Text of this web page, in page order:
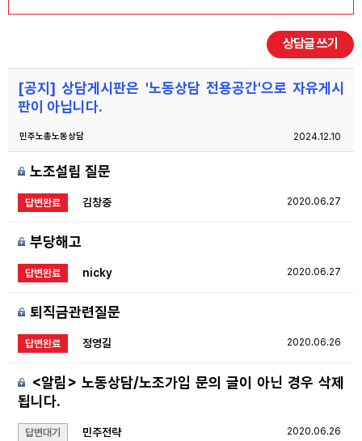
상담글 쓰기
[공지] 상담게시판은 '노동상담 전용공간'으로 자유게시
판이 아닙니다.
2024.12.10
민주노총노동상담
노조설립 질문
답변완료 2020.06.27
김창중
부당해고
답변완료 2020.06.27
nicky
퇴직금관련질문
답변완료 2020.06.26
정영길
<알림> 노동상담/노조가입 문의 글이 아닌 경우 삭제
됩니다.
답변대기 2020.06.26
민주전략
전국 노동상담소 안내
부설기관
업무